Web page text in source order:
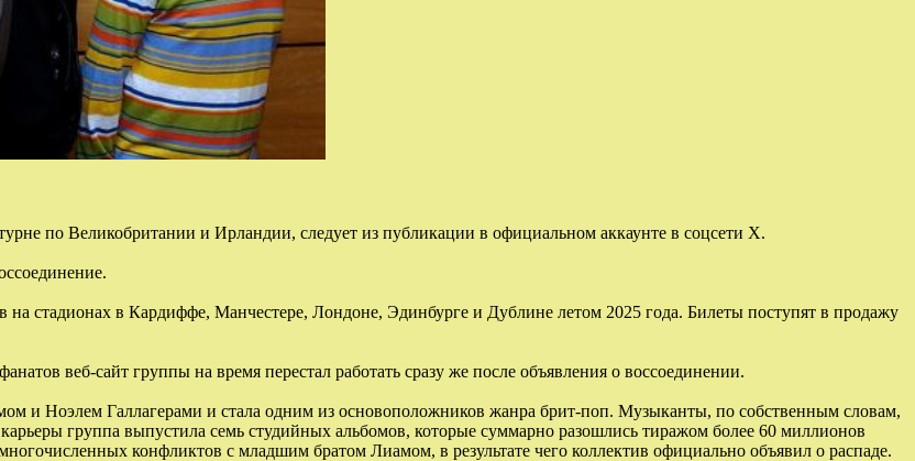
по Великобритании и Ирландии, следует из публикации в официальном аккаунте в соцсети X.
на стадионах в Кардиффе, Манчестере, Лондоне, Эдинбурге и Дублине летом 2025 года. Билеты поступят в продажу
веб-сайт группы на время перестал работать сразу же после объявления о воссоединении.
и Ноэлем Галлагерами и стала одним из основоположников жанра брит-поп. Музыканты, по собственным словам,
группа выпустила семь студийных альбомов, которые суммарно разошлись тиражом более 60 миллионов
конфликтов с младшим братом Лиамом, в результате чего коллектив официально объявил о распаде.